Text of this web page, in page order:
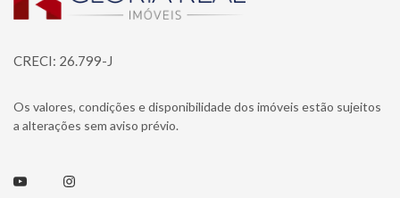
CRECI: 26.799-J
Os valores, condições e disponibilidade dos imóveis estão sujeitos
a alterações sem aviso prévio.
Youtube Instagram